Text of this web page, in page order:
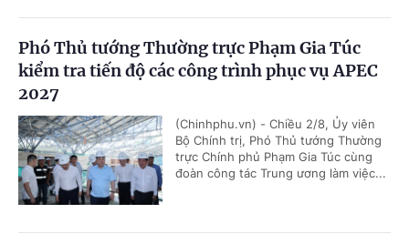
Phó Thủ tướng Thường trực Phạm Gia Túc
kiểm tra tiến độ các công trình phục vụ APEC
2027
(Chinhphu.vn) - Chiều 2/8, Ủy viên
Bộ Chính trị, Phó Thủ tướng Thường
trực Chính phủ Phạm Gia Túc cùng
đoàn công tác Trung ương làm việc...